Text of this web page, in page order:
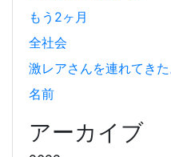
Coima + Rosetta 2 で
の Docker イメージを
2025-03-24
Docker Desktop を使わず
ージのビルドをする手順を
Rosetta2 を使って、クロス
もう2ヶ月
全社会
激レアさんを連れてきた
名前
アーカイブ